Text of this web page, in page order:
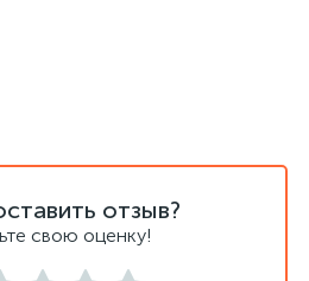
отзыв?
свою оценку!